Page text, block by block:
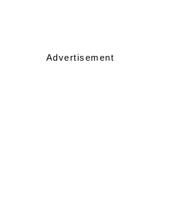
Advertisement